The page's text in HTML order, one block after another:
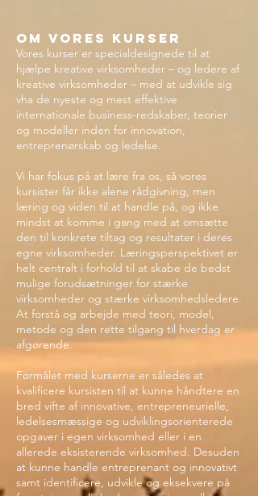
Om vores kurser
Vores kurser er specialdesignede til at
hjælpe kreative virksomheder – og ledere af
kreative virksomheder – med at udvikle sig
vha de nyeste og mest effektive
internationale business-redskaber, teorier
og modeller inden for innovation,
entreprenørskab og ledelse.
Vi har fokus på at lære fra os, så vores
kursister får ikke alene rådgivning, men
læring og viden til at handle på, og ikke
mindst at komme i gang med at omsætte
den til konkrete tiltag og resultater i deres
egne virksomheder. Læringsperspektivet er
helt centralt i forhold til at skabe de bedst
mulige forudsætninger for stærke
virksomheder og stærke virksomhedsledere.
At forstå og arbejde med teori, model,
metode og den rette tilgang til hverdag er
afgørende.
Formålet med kurserne er således at
kvalificere kursisten til at kunne håndtere en
bred vifte af innovative, entrepreneurielle,
ledelsesmæssige og udviklingsorienterede
opgaver i egen virksomhed eller i en
allerede eksisterende virksomhed. Desuden
at kunne handle entreprenant og innovativt
samt identificere, udvikle og eksekvere på